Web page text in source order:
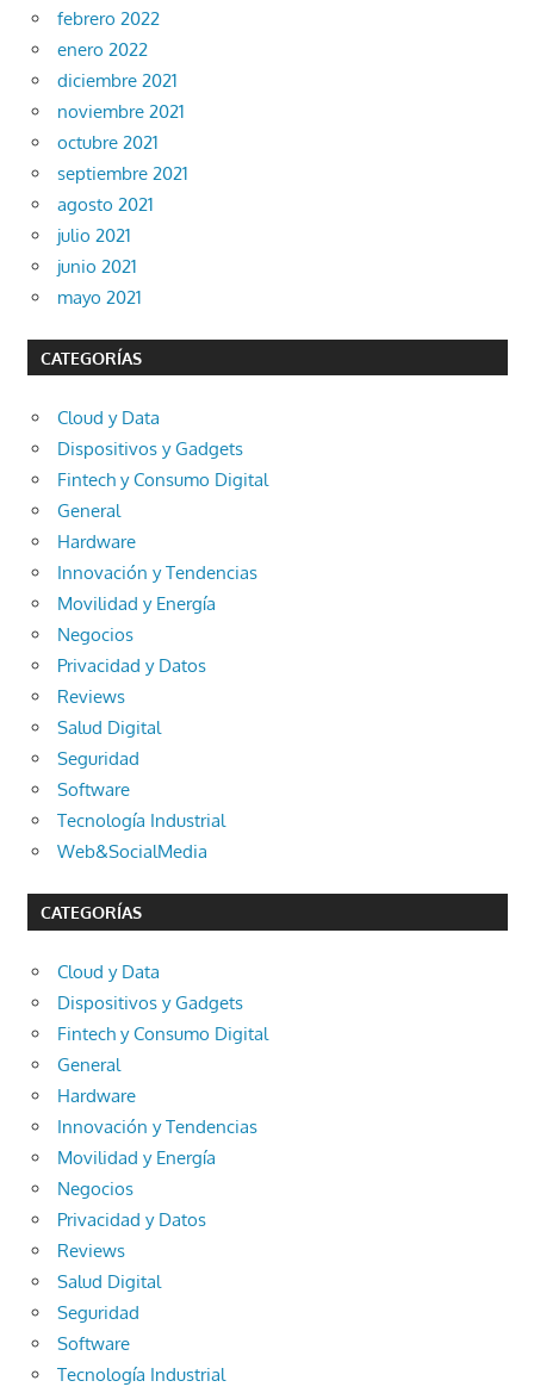
febrero 2022
enero 2022
diciembre 2021
noviembre 2021
octubre 2021
septiembre 2021
agosto 2021
julio 2021
junio 2021
mayo 2021
CATEGORÍAS
Cloud y Data
Dispositivos y Gadgets
Fintech y Consumo Digital
General
Hardware
Innovación y Tendencias
Movilidad y Energía
Negocios
Privacidad y Datos
Reviews
Salud Digital
Seguridad
Software
Tecnología Industrial
Web&SocialMedia
CATEGORÍAS
Cloud y Data
Dispositivos y Gadgets
Fintech y Consumo Digital
General
Hardware
Innovación y Tendencias
Movilidad y Energía
Negocios
Privacidad y Datos
Reviews
Salud Digital
Seguridad
Software
Tecnología Industrial